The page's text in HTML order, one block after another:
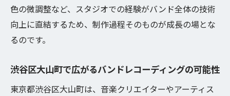
バンドレコーディング初心者におすすめの
コツ
サンプル制作に最適なレコーディング環境を探
る
色の微調整など、スタジオでの経験がバンド全体の技術
向上に直結するため、制作過程そのものが成長の場とな
るのです。
渋谷区大山町で広がるバンドレコーディングの可能性
東京都渋谷区大山町は、音楽クリエイターやアーティス